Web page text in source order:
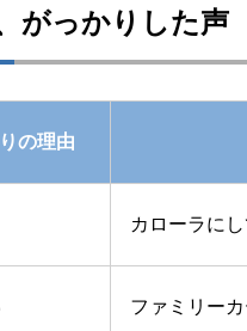
がっかりした声
の理由
カローラに
ファミリー